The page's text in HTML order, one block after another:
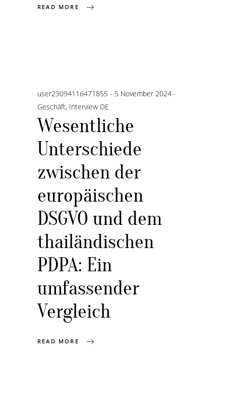
READ MORE
user23094116471855
5 November 2024
Geschäft, Interview DE
Wesentliche
Unterschiede
zwischen der
europäischen
DSGVO und dem
thailändischen
PDPA: Ein
umfassender
Vergleich
READ MORE